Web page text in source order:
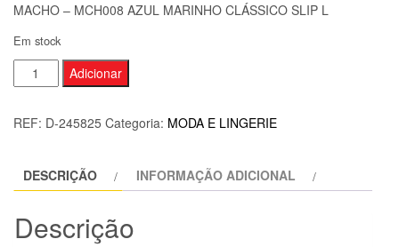
MACHO – MCH008 AZUL MARINHO CLÁSSICO SLIP L
Em stock
Quantidade
de
MACHO
AZUL
CLÁSSICO
Adicionar
REF: D-245825 Categoria: MODA E LINGERIE
DESCRIÇÃO INFORMAÇÃO ADICIONAL
Descrição